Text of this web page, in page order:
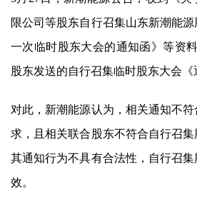
限公司等股东自行召集山东新潮能源
一次临时股东大会的通知函》等资
股东发送的自行召集临时股东大会《
对此， 新潮能源认为，相关通知不
求，且相关联合股东不符合自行召集
其通知行为不具有合法性，自行召
效。